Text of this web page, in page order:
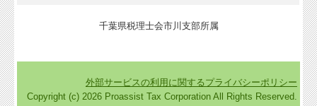
千葉県税理士会市川支部所属
外部サービスの利用に関するプライバシーポリシー
Copyright (c) 2026 Proassist Tax Corporation All Rights Reserved.